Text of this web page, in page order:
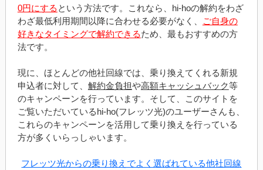
0円にする という方法です。これなら、hi-hoの解約をわざ
わざ最低利用期間以降に合わせる必要がなく、
ご自身の
好きなタイミングで解約できるため、最もおすすめの方
法です。
現に、ほとんどの他社回線では、乗り換えてくれる新規
申込者に対して、 解約金負担や高額キャッシュバック等
のキャンペーンを行っています。そして、このサイトを
ご覧いただいているhi-ho(フレッツ光)のユーザーさんも、
これらのキャンペーンを活用して乗り換えを行っている
方が多くいらっしゃいます。
フレッツ光からの乗り換えでよく選ばれている他社回線